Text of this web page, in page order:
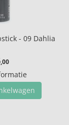
- 09 Dahlia
,00